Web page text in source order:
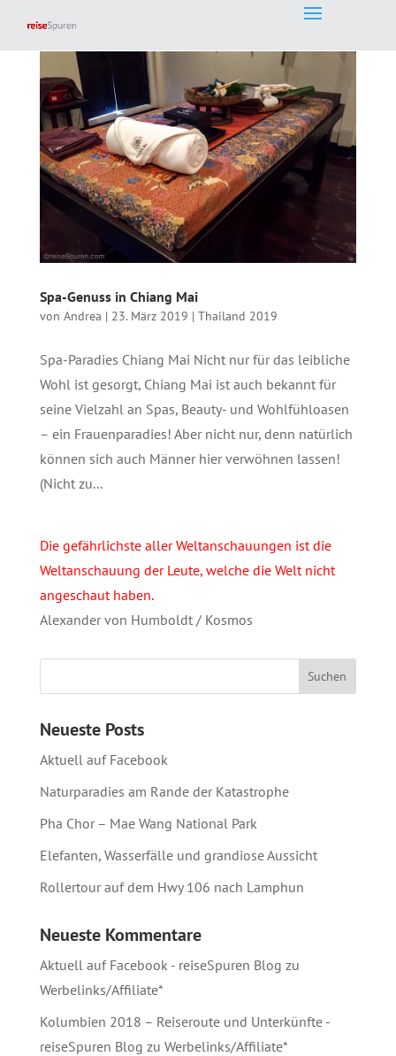
Spa-Genuss in Chiang Mai
von Andrea | 23. März 2019 | Thailand 2019
Spa-Paradies Chiang Mai Nicht nur für das leibliche
Wohl ist gesorgt, Chiang Mai ist auch bekannt für
seine Vielzahl an Spas, Beauty- und Wohlfühloasen
– ein Frauenparadies! Aber nicht nur, denn natürlich
können sich auch Männer hier verwöhnen lassen!
(Nicht zu...
Die gefährlichste aller Weltanschauungen ist die
Weltanschauung der Leute, welche die Welt nicht
angeschaut haben.
Alexander von Humboldt / Kosmos
Neueste Posts
Aktuell auf Facebook
Naturparadies am Rande der Katastrophe
Pha Chor – Mae Wang National Park
Elefanten, Wasserfälle und grandiose Aussicht
Rollertour auf dem Hwy 106 nach Lamphun
Neueste Kommentare
Aktuell auf Facebook - reiseSpuren Blog zu
Werbelinks/Affiliate*
Kolumbien 2018 – Reiseroute und Unterkünfte -
reiseSpuren Blog zu Werbelinks/Affiliate*